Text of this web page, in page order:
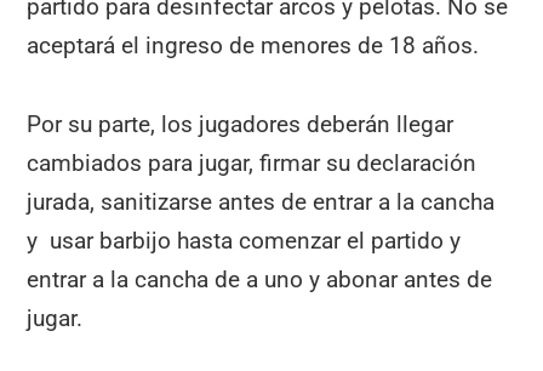
partido para desinfectar arcos y pelotas. No se
aceptará el ingreso de menores de 18 años.
Por su parte, los jugadores deberán llegar
cambiados para jugar, firmar su declaración
jurada, sanitizarse antes de entrar a la cancha
y usar barbijo hasta comenzar el partido y
entrar a la cancha de a uno y abonar antes de
jugar.